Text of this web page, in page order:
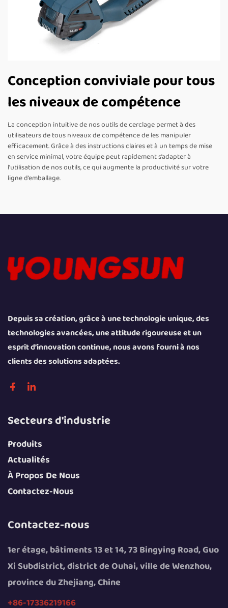
Conception conviviale pour tous
les niveaux de compétence
La conception intuitive de nos outils de cerclage permet à des
utilisateurs de tous niveaux de compétence de les manipuler
efficacement. Grâce à des instructions claires et à un temps de mise
en service minimal, votre équipe peut rapidement s’adapter à
l’utilisation de nos outils, ce qui augmente la productivité sur votre
ligne d’emballage.
Depuis sa création, grâce à une technologie unique, des
technologies avancées, une attitude rigoureuse et un
esprit d’innovation continue, nous avons fourni à nos
clients des solutions adaptées.
Secteurs d'industrie
Produits
Actualités
À Propos De Nous
Contactez-Nous
Contactez-nous
1er étage, bâtiments 13 et 14, 73 Bingying Road, Guo
Xi Subdistrict, district de Ouhai, ville de Wenzhou,
province du Zhejiang, Chine
+86-17336219166